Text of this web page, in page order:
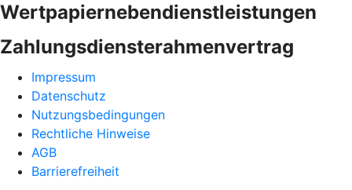
Wertpapiernebendienstleistungen
Zahlungsdiensterahmenvertrag
Impressum
Datenschutz
Nutzungsbedingungen
Rechtliche Hinweise
AGB
Barrierefreiheit